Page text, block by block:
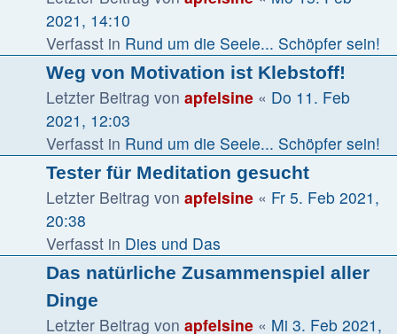
2021, 14:10
Verfasst in Rund um die Seele... Schöpfer sein!
Weg von Motivation ist Klebstoff!
Letzter Beitrag von apfelsine « Do 11. Feb
2021, 12:03
Verfasst in Rund um die Seele... Schöpfer sein!
Tester für Meditation gesucht
Letzter Beitrag von apfelsine « Fr 5. Feb 2021,
20:38
Verfasst in Dies und Das
Das natürliche Zusammenspiel aller
Dinge
Letzter Beitrag von apfelsine « Mi 3. Feb 2021,